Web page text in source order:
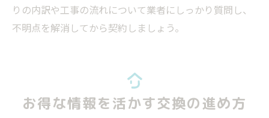
りの内訳や工事の流れについて業者にしっかり質問し、
不明点を解消してから契約しましょう。
お得な情報を活かす交換の進め方